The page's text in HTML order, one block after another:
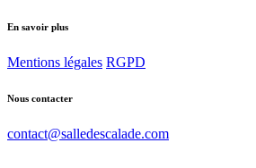
En savoir plus
Mentions légales RGPD
Nous contacter
contact@salledescalade.com